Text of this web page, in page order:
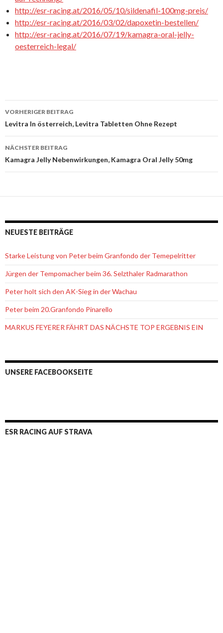
http://esr-racing.at/2016/05/10/sildenafil-100mg-preis/
http://esr-racing.at/2016/03/02/dapoxetin-bestellen/
http://esr-racing.at/2016/07/19/kamagra-oral-jelly-
oesterreich-legal/
Beitrags-
Navigation
VORHERIGER BEITRAG
Levitra In österreich, Levitra Tabletten Ohne Rezept
NÄCHSTER BEITRAG
Kamagra Jelly Nebenwirkungen, Kamagra Oral Jelly 50mg
NEUESTE BEITRÄGE
Starke Leistung von Peter beim Granfondo der Temepelritter
Jürgen der Tempomacher beim 36. Selzthaler Radmarathon
Peter holt sich den AK-Sieg in der Wachau
Peter beim 20.Granfondo Pinarello
MARKUS FEYERER FÄHRT DAS NÄCHSTE TOP ERGEBNIS EIN
UNSERE FACEBOOKSEITE
ESR RACING AUF STRAVA